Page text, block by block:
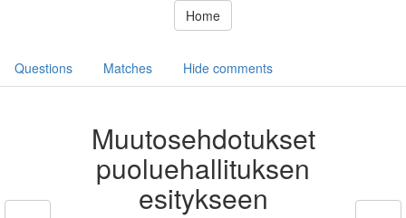
Home
Questions Matches Hide comments
Muutosehdotukset
puoluehallituksen
esitykseen